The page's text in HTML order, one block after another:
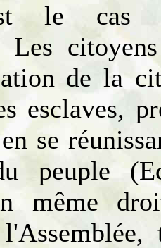
le cas
Les
de la
esclaves,
se
peuple
même